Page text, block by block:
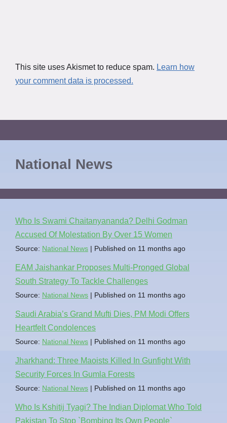
This site uses Akismet to reduce spam. Learn how
your comment data is processed.
National News
Who Is Swami Chaitanyananda? Delhi Godman
Accused Of Molestation By Over 15 Women
Source: National News Published on 11 months ago
EAM Jaishankar Proposes Multi-Pronged Global
South Strategy To Tackle Challenges
Source: National News Published on 11 months ago
Saudi Arabia’s Grand Mufti Dies, PM Modi Offers
Heartfelt Condolences
Source: National News Published on 11 months ago
Jharkhand: Three Maoists Killed In Gunfight With
Security Forces In Gumla Forests
Source: National News Published on 11 months ago
Who Is Kshitij Tyagi? The Indian Diplomat Who Told
Pakistan To Stop `Bombing Its Own People`